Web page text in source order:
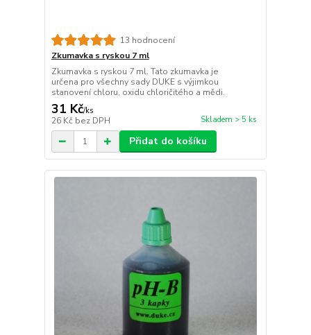
13 hodnocení
Zkumavka s ryskou 7 ml
Zkumavka s ryskou 7 ml. Tato zkumavka je
určena pro všechny sady DUKE s výjimkou
stanovení chloru, oxidu chloričitého a mědi.
31 Kč/ks
26 Kč bez DPH Skladem > 5 ks
Přidat do košíku